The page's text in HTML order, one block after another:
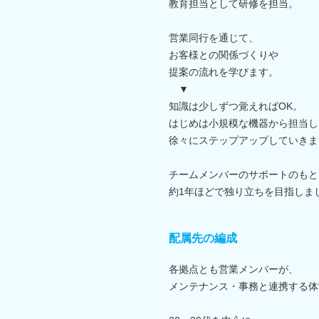
教育担当として研修を担当。
営業同行を通じて、
お客様との関係づくりや
提案の流れを学びます。
▼
知識は少しずつ覚えればOK。
はじめは小規模な機器から担当し
徐々にステップアップしていきま
チームメンバーのサポートのもと
約1年ほどで独り立ちを目指しま
配属先の編成
各拠点とも営業メンバーが、
メンテナンス・事務と連携する体